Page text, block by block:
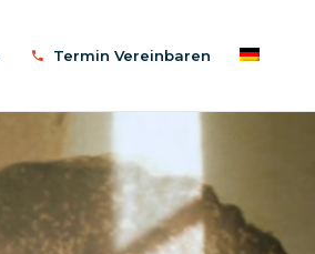
Termin Vereinbaren